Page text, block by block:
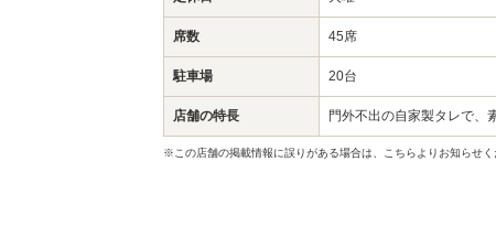
席数 45席
駐車場 20台
店舗の特長 門外不出の自家製タレで、
※この店舗の掲載情報に誤りがある場合は、こちらよりお知らせく